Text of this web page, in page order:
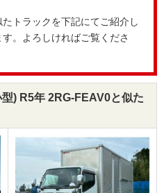
トラックを下記にてご紹介し
す。よろしければご覧くださ
) R5年 2RG-FEAV0と似た